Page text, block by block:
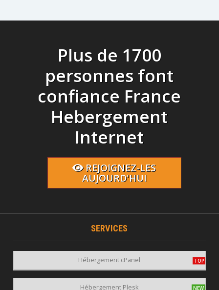
Plus de 1700
personnes font
confiance France
Hebergement
Internet
REJOIGNEZ-LES
AUJOURD'HUI
SERVICES
Hébergement cPanel
Hébergement Plesk